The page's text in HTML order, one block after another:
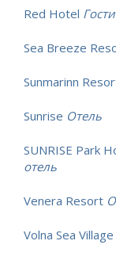
Red Hotel
Sea Breeze
Sunmarinn
Sunrise Отель
SUNRISE Park
отель
Venera Resort
Volna Sea Village